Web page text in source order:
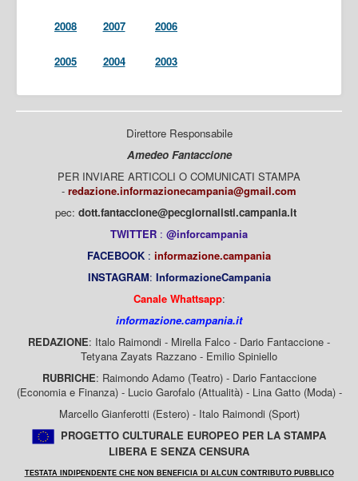
2008 2007 2006
2005 2004 2003
Direttore Responsabile
Amedeo Fantaccione
PER INVIARE ARTICOLI O COMUNICATI STAMPA
- redazione.informazionecampania@gmail.com
pec: dott.fantaccione@pecgiornalisti.campania.it
TWITTER : @inforcampania
FACEBOOK : informazione.campania
INSTAGRAM: InformazioneCampania
Canale Whattsapp:
informazione.campania.it
REDAZIONE: Italo Raimondi - Mirella Falco - Dario Fantaccione -
Tetyana Zayats Razzano - Emilio Spiniello
RUBRICHE: Raimondo Adamo (Teatro) - Dario Fantaccione
(Economia e Finanza) - Lucio Garofalo (Attualità) - Lina Gatto (Moda) -
Marcello Gianferotti (Estero) - Italo Raimondi (Sport)
PROGETTO CULTURALE EUROPEO PER LA STAMPA
LIBERA E SENZA CENSURA
TESTATA INDIPENDENTE CHE NON BENEFICIA DI ALCUN CONTRIBUTO PUBBLICO